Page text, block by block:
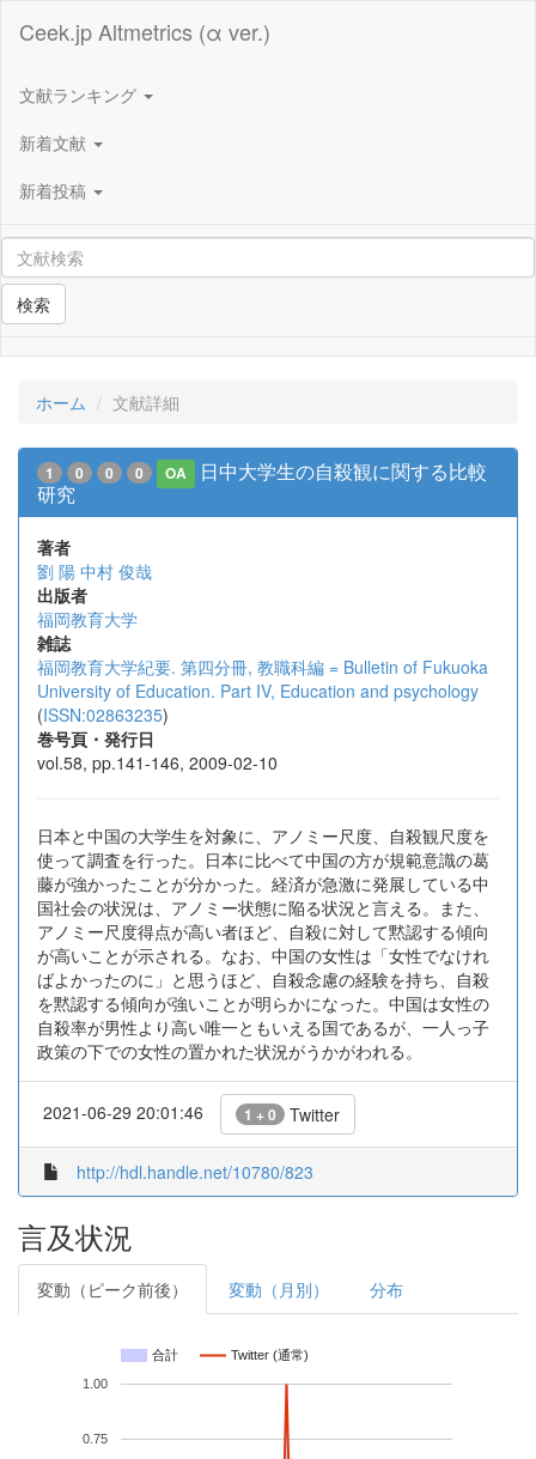
Ceek.jp Altmetrics (α ver.)
文献ランキング
新着文献
新着投稿
検索
ホーム 文献詳細
1 0 0 0 OA
日中大学生の自殺観に関する比較
研究
著者
劉 陽 中村 俊哉
出版者
福岡教育大学
雑誌
福岡教育大学紀要. 第四分冊, 教職科編 = Bulletin of Fukuoka
University of Education. Part IV, Education and psychology
(ISSN:02863235)
巻号頁・発行日
vol.58, pp.141-146, 2009-02-10
日本と中国の大学生を対象に、アノミー尺度、自殺観尺度を
使って調査を行った。日本に比べて中国の方が規範意識の葛
藤が強かったことが分かった。経済が急激に発展している中
国社会の状況は、アノミー状態に陥る状況と言える。また、
アノミー尺度得点が高い者ほど、自殺に対して黙認する傾向
が高いことが示される。なお、中国の女性は「女性でなけれ
ばよかったのに」と思うほど、自殺念慮の経験を持ち、自殺
を黙認する傾向が強いことが明らかになった。中国は女性の
自殺率が男性より高い唯一ともいえる国であるが、一人っ子
政策の下での女性の置かれた状況がうかがわれる。
2021-06-29 20:01:46 1 + 0 Twitter
http://hdl.handle.net/10780/823
言及状況
変動（ピーク前後） 変動（月別） 分布
合計 Twitter (通常)
0.75
1.00